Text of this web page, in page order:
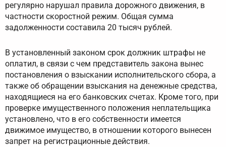
регулярно нарушал правила дорожного движения, в
частности скоростной режим. Общая сумма
задолженности составила 20 тысяч рублей.
В установленный законом срок должник штрафы не
оплатил, в связи с чем представитель закона вынес
постановления о взыскании исполнительского сбора, а
также об обращении взыскания на денежные средства,
находящиеся на его банковских счетах. Кроме того, при
проверке имущественного положения неплательщика
установлено, что в его собственности имеется
движимое имущество, в отношении которого вынесен
запрет на регистрационные действия.